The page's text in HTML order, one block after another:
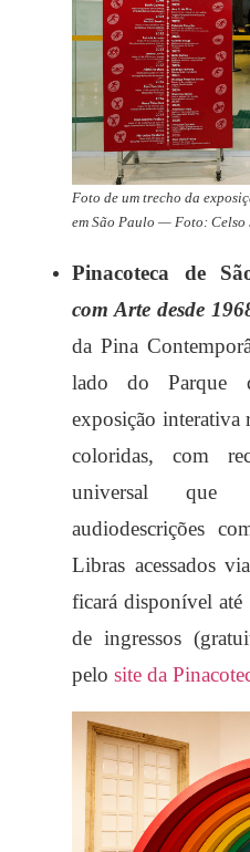
Foto de um trecho da
em São Paulo — Foto: Celso
Pinacoteca de
com Arte desde
da Pina
lado do Parque
exposição interativa
coloridas, com
universal que
audiodescrições
Libras acessados
ficará disponível até
de ingressos
pelo site da